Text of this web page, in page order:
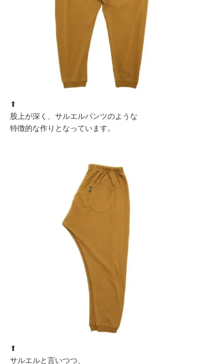
⬆︎
股上が深く、サルエルパンツのような
特徴的な作りとなっています。
⬆︎
サルエルと言いつつ、